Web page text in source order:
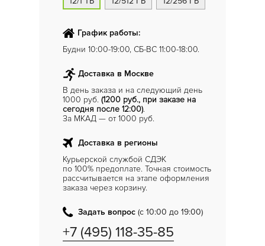
График работы:
Будни 10:00-19:00, СБ-ВС 11:00-18:00.
Доставка в Москве
В день заказа и на следующий день
1000 руб. (1200 руб., при заказе на
сегодня после 12:00).
За МКАД — от 1000 руб.
Доставка в регионы
Курьерской службой СДЭК
по 100% предоплате. Точная стоимость
рассчитывается на этапе оформления
заказа через корзину.
Задать вопрос (с 10:00 до 19:00)
+7 (495) 118-35-85